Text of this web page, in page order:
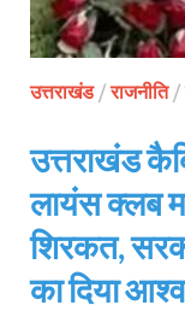
उत्तराखंड/राजनीति/
उत्तराखंड
लायंस क्लब
शिरकत,
का दिया